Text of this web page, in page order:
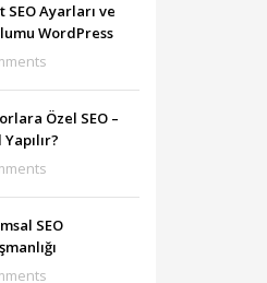
SEO Ayarları ve
WordPress
Özel SEO –
Yapılır?
SEO